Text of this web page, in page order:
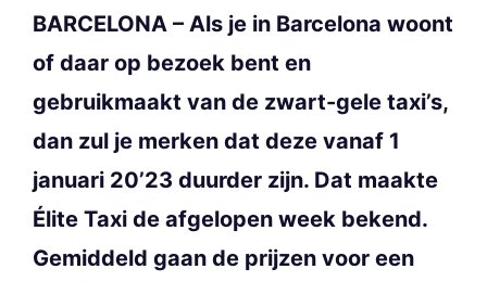
BARCELONA – Als je in Barcelona woont
of daar op bezoek bent en
gebruikmaakt van de zwart-gele taxi’s,
dan zul je merken dat deze vanaf 1
januari 20’23 duurder zijn. Dat maakte
Élite Taxi de afgelopen week bekend.
Gemiddeld gaan de prijzen voor een